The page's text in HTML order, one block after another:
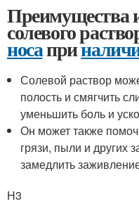
Преимущества
солевого
носапри
Солевой раствор
полость и смягчить
уменьшить боль и
Он может также
грязи, пыли и других
замедлить
H3